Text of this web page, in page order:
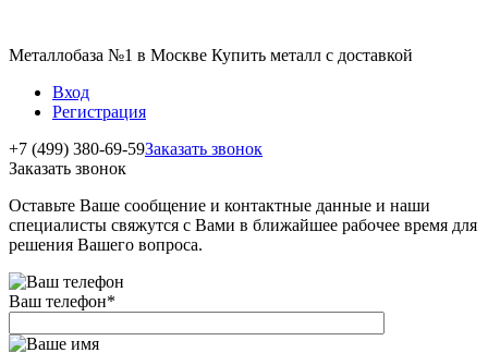
Металлобаза №1 в Москве Купить металл с доставкой
Вход
Регистрация
+7 (499) 380-69-59Заказать звонок
Заказать звонок
Оставьте Ваше сообщение и контактные данные и наши
специалисты свяжутся с Вами в ближайшее рабочее время для
решения Вашего вопроса.
Ваш телефон*